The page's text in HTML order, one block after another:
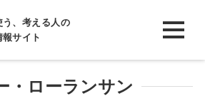
う、考える人の
サイト
・ローランサン